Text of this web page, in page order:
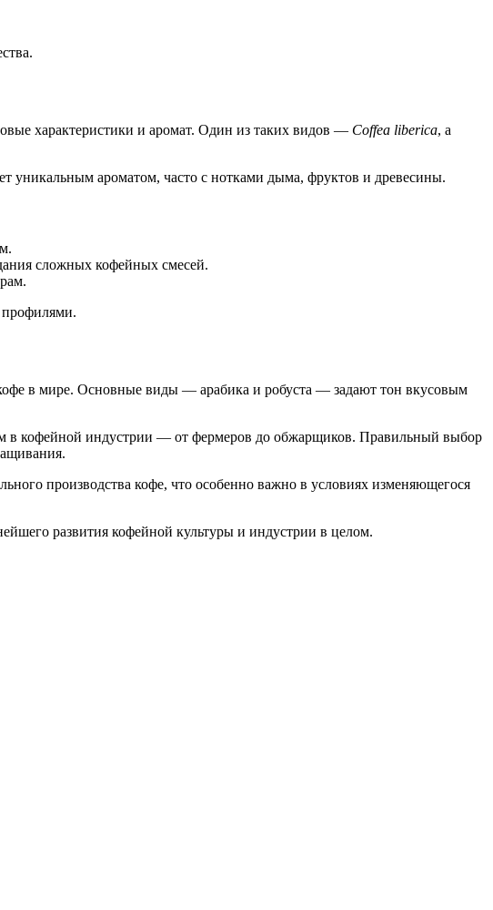
характеристики и аромат. Один из таких видов — Coffea liberica, а
уникальным ароматом, часто с нотками дыма, фруктов и древесины.
сложных кофейных смесей.
профилями.
в мире. Основные виды — арабика и робуста — задают тон вкусовым
в кофейной индустрии — от фермеров до обжарщиков. Правильный выбор
производства кофе, что особенно важно в условиях изменяющегося
развития кофейной культуры и индустрии в целом.